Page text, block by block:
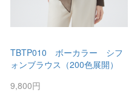
TBTP010 ボーカラー シフ
ォンブラウス（200色展開）
9,800円